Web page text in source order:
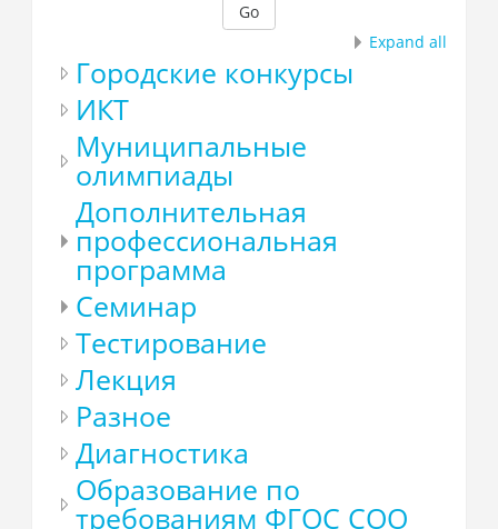
Go
Expand all
Городские конкурсы
ИКТ
Муниципальные
олимпиады
Дополнительная
профессиональная
программа
Семинар
Тестирование
Лекция
Разное
Диагностика
Образование по
требованиям ФГОС СОО